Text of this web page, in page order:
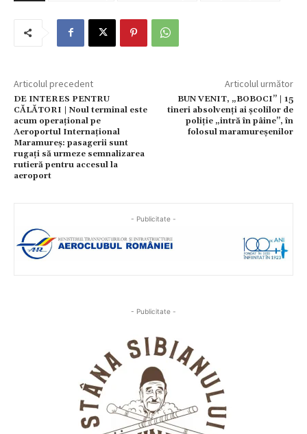
Articolul precedent
DE INTERES PENTRU
CĂLĂTORI | Noul terminal este
acum operațional pe
Aeroportul Internațional
Maramureș: pasagerii sunt
rugați să urmeze semnalizarea
rutieră pentru accesul la
aeroport
Articolul următor
BUN VENIT, „BOBOCI” | 15
tineri absolvenți ai școlilor de
poliție „intră în pâine”, în
folosul maramureșenilor
- Publicitate -
- Publicitate -